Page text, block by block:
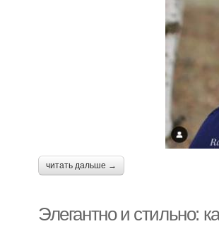
читать дальше →
Элегантно и стильно: